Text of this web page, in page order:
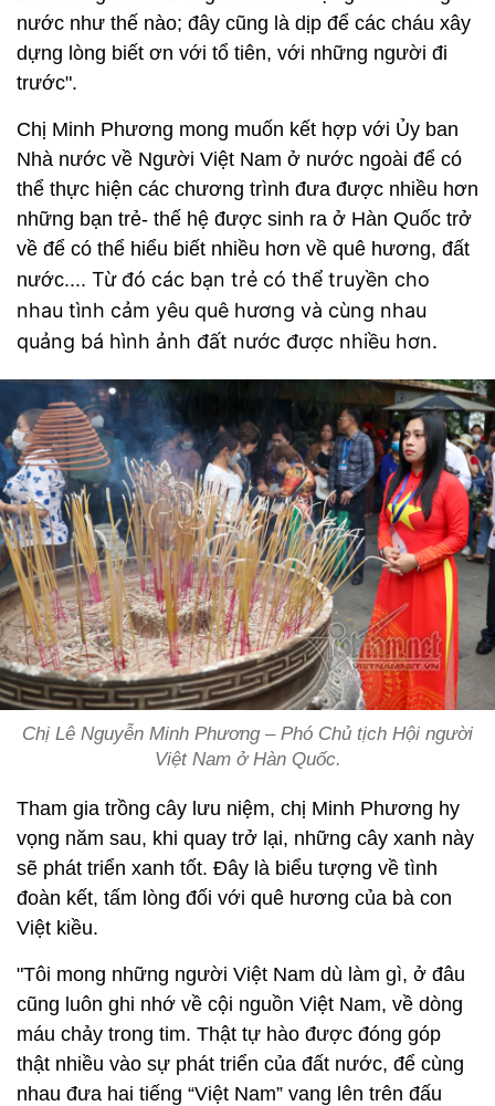
nước như thế nào; đây cũng là dịp để các cháu xây
dựng lòng biết ơn với tổ tiên, với những người đi
trước".
Chị Minh Phương mong muốn kết hợp với Ủy ban
Nhà nước về Người Việt Nam ở nước ngoài để có
thể thực hiện các chương trình đưa được nhiều hơn
những bạn trẻ- thế hệ được sinh ra ở Hàn Quốc trở
về để có thể hiểu biết nhiều hơn về quê hương, đất
nước.... Từ đó các bạn trẻ có thể truyền cho
nhau tình cảm yêu quê hương và cùng nhau
quảng bá hình ảnh đất nước được nhiều hơn.
Chị Lê Nguyễn Minh Phương – Phó Chủ tịch Hội người
Việt Nam ở Hàn Quốc.
Tham gia trồng cây lưu niệm, chị Minh Phương hy
vọng năm sau, khi quay trở lại, những cây xanh này
sẽ phát triển xanh tốt. Đây là biểu tượng về tình
đoàn kết, tấm lòng đối với quê hương của bà con
Việt kiều.
"Tôi mong những người Việt Nam dù làm gì, ở đâu
cũng luôn ghi nhớ về cội nguồn Việt Nam, về dòng
máu chảy trong tim. Thật tự hào được đóng góp
thật nhiều vào sự phát triển của đất nước, để cùng
nhau đưa hai tiếng “Việt Nam” vang lên trên đấu